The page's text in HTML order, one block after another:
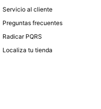
Servicio al cliente
Preguntas frecuentes
Radicar PQRS
Localiza tu tienda